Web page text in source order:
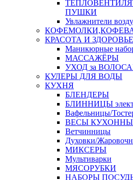
ПУШКИ
Увлажнители
КРАСОТА И ЗДОРОВЬЕ
Маникюрные
МАССАЖЁРЫ
УХОД за
КУЛЕРЫ ДЛЯ ВОДЫ
КУХНЯ
БЛЕНДЕРЫ
БЛИННИЦЫ
Вафельницы/
ВЕСЫ
Ветчинницы
Духовки/
МИКСЕРЫ
Мультиварки
МЯСОРУБКИ
НАБОРЫ